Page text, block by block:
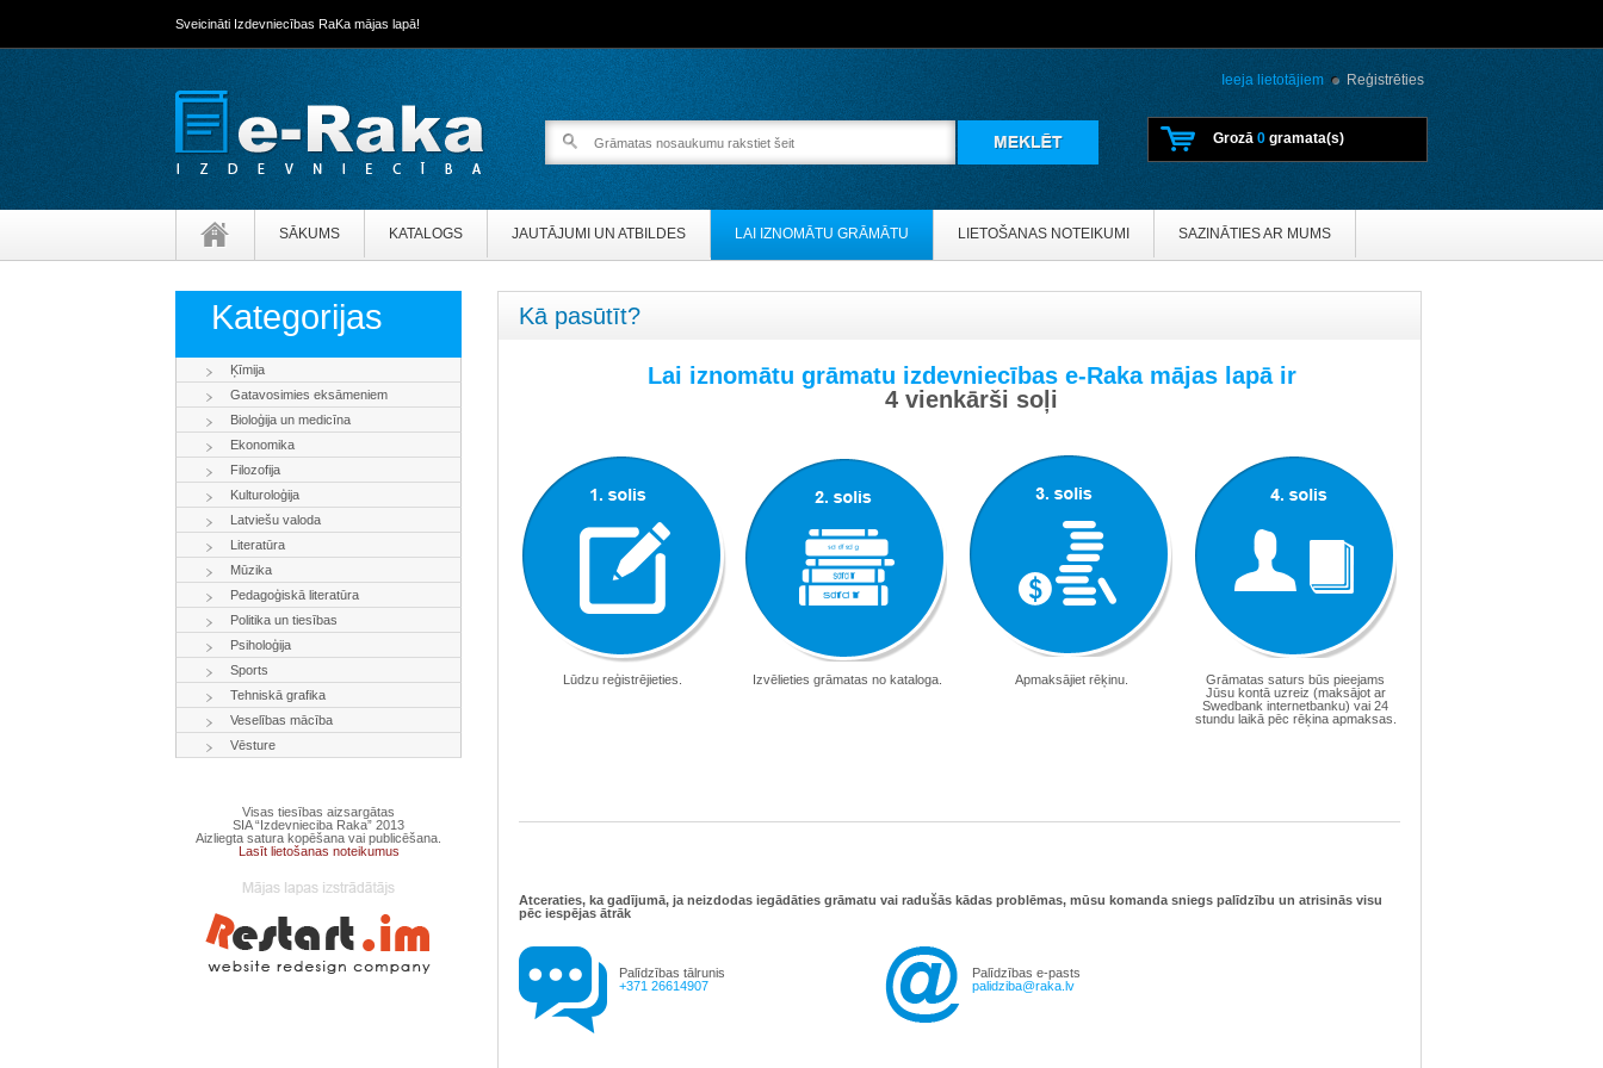
Sveicināti Izdevniecības RaKa mājas lapā!
Ieeja lietotājiem Reģistrēties
Grozā 0 gramata(s)
SĀKUMS KATALOGS JAUTĀJUMI UN ATBILDES LAI IZNOMĀTU GRĀMĀTU LIETOŠANAS NOTEIKUMI SAZINĀTIES AR MUMS
Kategorijas
Ķīmija
Gatavosimies eksāmeniem
Bioloģija un medicīna
Ekonomika
Filozofija
Kulturoloģija
Latviešu valoda
Literatūra
Mūzika
Pedagoģiskā literatūra
Politika un tiesības
Psiholoģija
Sports
Tehniskā grafika
Veselības mācība
Vēsture
Visas tiesības aizsargātas
SIA “Izdevnieciba Raka” 2013
Aizliegta satura kopēšana vai publicēšana.
Lasīt lietošanas noteikumus
Kā pasūtīt?
Lai iznomātu grāmatu izdevniecības e-Raka mājas lapā ir
4 vienkārši soļi
Lūdzu reģistrējieties. Izvēlieties grāmatas no kataloga. Apmaksājiet rēķinu.
Grāmatas saturs būs pieejams
Jūsu kontā uzreiz (maksājot ar
Swedbank internetbanku) vai 24
stundu laikā pēc rēķina apmaksas.
Atceraties, ka gadījumā, ja neizdodas iegādāties grāmatu vai radušās kādas problēmas, mūsu komanda sniegs palīdzību un atrisinās visu
pēc iespējas ātrāk
Palīdzības tālrunis
+371 26614907
Palīdzības e-pasts
palidziba@raka.lv